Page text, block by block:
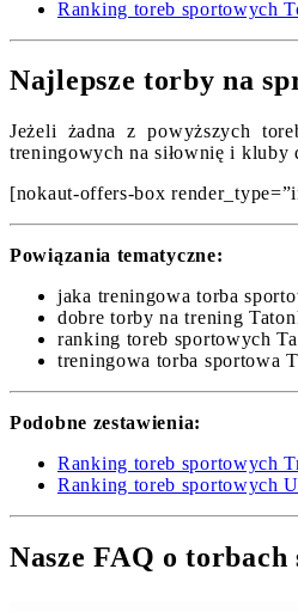
Ranking toreb sportowych
Najlepsze torby na
Jeżeli żadna z powyższych
treningowych na siłownię i kluby
[nokaut-offers-box
Powiązania tematyczne:
jaka treningowa torba
dobre torby na trening
ranking toreb sportowych
treningowa torba sportowa
Podobne zestawienia:
Ranking toreb sportowych
Ranking toreb sportowych
Nasze FAQ o